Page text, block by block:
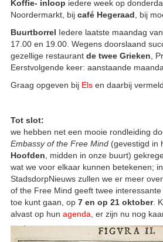
Koffie- inloop iedere week op
Noordermarkt, bij café Hegeraad , bij
Buurtborrel Iedere laatste maandag
17.00 en 19.00. Wegens doorslaand
gezellige restaurant de twee Grieken ,
Eerstvolgende keer: aanstaande
Graag opgeven bij Els en daarbij
Tot slot:
we hebben net een mooie rondleiding
Embassy of the Free Mind (gevestigd in
Hoofden , midden in onze buurt)
wat we voor elkaar kunnen betekenen;
StadsdorpNieuws zullen we er meer
of the Free Mind geeft twee
toe kunt gaan, op 7 en op 21 oktober.
alvast op hun agenda er zijn nu nog